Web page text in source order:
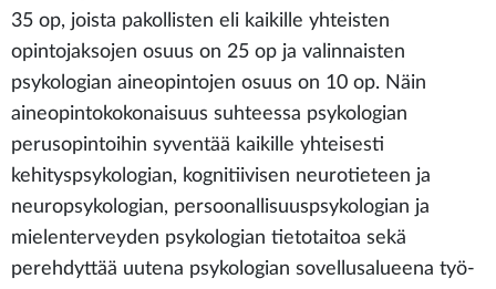
35 op, joista pakollisten eli kaikille yhteisten
opintojaksojen osuus on 25 op ja valinnaisten
psykologian aineopintojen osuus on 10 op. Näin
aineopintokokonaisuus suhteessa psykologian
perusopintoihin syventää kaikille yhteisesti
kehityspsykologian, kognitiivisen neurotieteen ja
neuropsykologian, persoonallisuuspsykologian ja
mielenterveyden psykologian tietotaitoa sekä
perehdyttää uutena psykologian sovellusalueena työ-